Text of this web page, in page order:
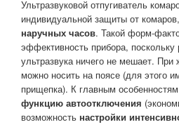
Ультразвуковой отпугиватель
индивидуальной защиты от
наручных часов. Такой форм-
эффективность прибора, поскольку
ультразвука ничего не мешает. При
можно носить на поясе (для этого
прищепка). К главным
функцию автоотключения
возможность настройки